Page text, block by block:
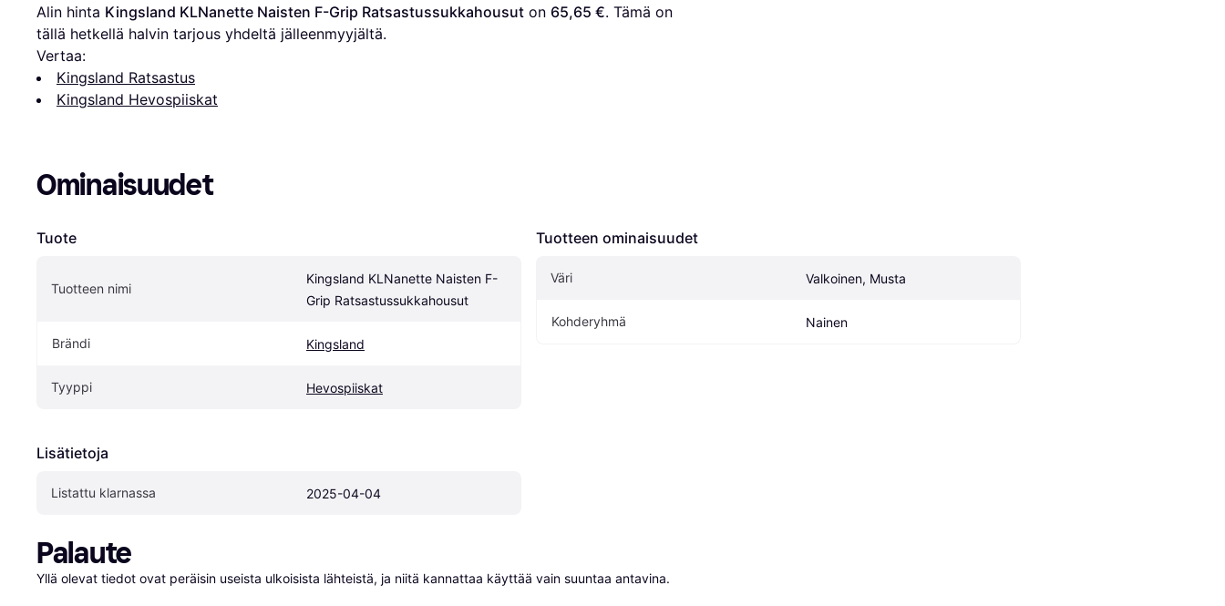
Alin hinta Kingsland KLNanette Naisten F-Grip Ratsastussukkahousut on 65,65 €. Tämä on
tällä hetkellä halvin tarjous yhdeltä jälleenmyyjältä.
Vertaa:
Kingsland Ratsastus
Kingsland Hevospiiskat
Ominaisuudet
Tuote
Tuotteen nimi
Kingsland KLNanette Naisten F-
Grip Ratsastussukkahousut
Brändi Kingsland
Tyyppi Hevospiiskat
Lisätietoja
Listattu klarnassa 2025-04-04
Tuotteen ominaisuudet
Väri Valkoinen, Musta
Kohderyhmä Nainen
Palaute
Yllä olevat tiedot ovat peräisin useista ulkoisista lähteistä, ja niitä kannattaa käyttää vain suuntaa antavina.